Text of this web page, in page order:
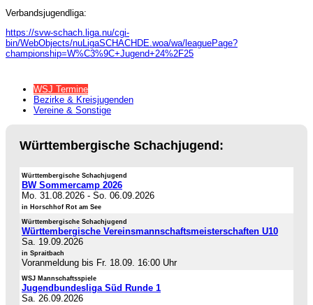
Verbandsjugendliga:
https://svw-schach.liga.nu/cgi-
bin/WebObjects/nuLigaSCHACHDE.woa/wa/leaguePage?
championship=W%C3%9C+Jugend+24%2F25
WSJ Termine
Bezirke & Kreisjugenden
Vereine & Sonstige
Württembergische Schachjugend:
Württembergische Schachjugend
BW Sommercamp 2026
Mo. 31.08.2026 - So. 06.09.2026
in Horschhof Rot am See
Württembergische Schachjugend
Württembergische Vereinsmannschaftsmeisterschaften U10
Sa. 19.09.2026
in Spraitbach
Voranmeldung bis Fr. 18.09. 16:00 Uhr
WSJ Mannschaftsspiele
Jugendbundesliga Süd Runde 1
Sa. 26.09.2026